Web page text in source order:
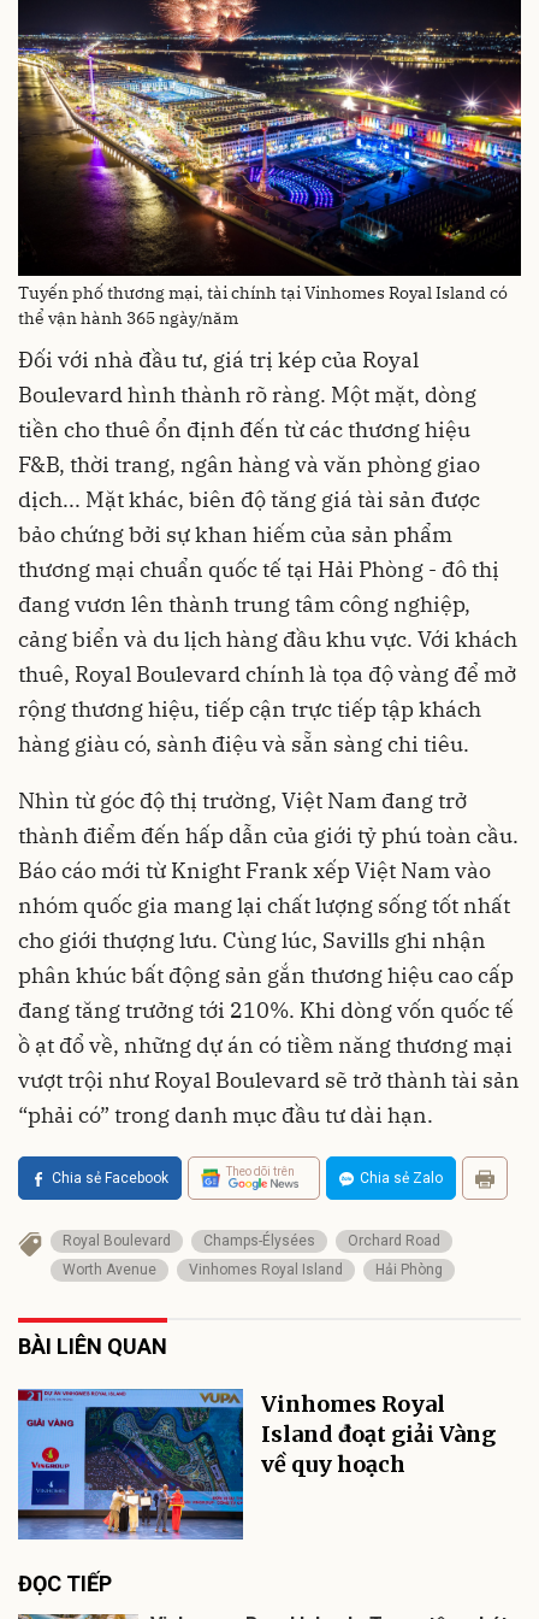
Tuyến phố thương mại, tài chính tại Vinhomes Royal Island có
thể vận hành 365 ngày/năm
Đối với nhà đầu tư, giá trị kép của Royal
Boulevard hình thành rõ ràng. Một mặt, dòng
tiền cho thuê ổn định đến từ các thương hiệu
F&B, thời trang, ngân hàng và văn phòng giao
dịch... Mặt khác, biên độ tăng giá tài sản được
bảo chứng bởi sự khan hiếm của sản phẩm
thương mại chuẩn quốc tế tại Hải Phòng - đô thị
đang vươn lên thành trung tâm công nghiệp,
cảng biển và du lịch hàng đầu khu vực. Với khách
thuê, Royal Boulevard chính là tọa độ vàng để mở
rộng thương hiệu, tiếp cận trực tiếp tập khách
hàng giàu có, sành điệu và sẵn sàng chi tiêu.
Nhìn từ góc độ thị trường, Việt Nam đang trở
thành điểm đến hấp dẫn của giới tỷ phú toàn cầu.
Báo cáo mới từ Knight Frank xếp Việt Nam vào
nhóm quốc gia mang lại chất lượng sống tốt nhất
cho giới thượng lưu. Cùng lúc, Savills ghi nhận
phân khúc bất động sản gắn thương hiệu cao cấp
đang tăng trưởng tới 210%. Khi dòng vốn quốc tế
ồ ạt đổ về, những dự án có tiềm năng thương mại
vượt trội như Royal Boulevard sẽ trở thành tài sản
“phải có” trong danh mục đầu tư dài hạn.
Chia sẻ Facebook Theo dõi trên Chia sẻ Zalo
Royal Boulevard Champs-Élysées
Orchard Road
Worth Avenue
Vinhomes Royal Island Hải Phòng
BÀI LIÊN QUAN
Vinhomes Royal
Island đoạt giải Vàng
về quy hoạch
ĐỌC TIẾP